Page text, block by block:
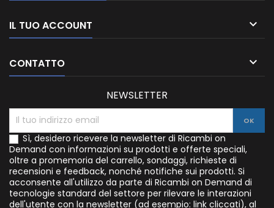
IL TUO ACCOUNT 
CONTATTO 
NEWSLETTER
Sì, desidero ricevere la newsletter di Ricambi on
Demand con informazioni su prodotti e offerte speciali,
oltre a promemoria del carrello, sondaggi, richieste di
recensioni e feedback, nonché notifiche sui prodotti. Si
acconsente all'utilizzo da parte di Ricambi on Demand di
tecnologie standard del settore per rilevare le interazioni
dell'utente con la newsletter (ad esempio: link cliccati), al